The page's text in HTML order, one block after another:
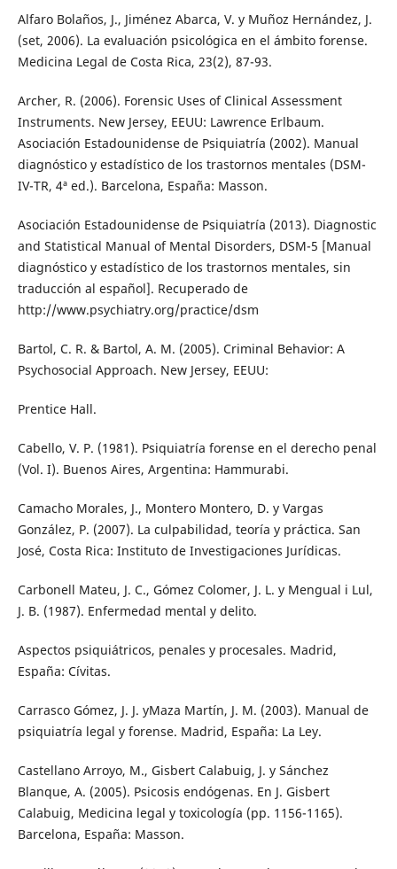
Alfaro Bolaños, J., Jiménez Abarca, V. y Muñoz Hernández, J.
(set, 2006). La evaluación psicológica en el ámbito forense.
Medicina Legal de Costa Rica, 23(2), 87-93.
Archer, R. (2006). Forensic Uses of Clinical Assessment
Instruments. New Jersey, EEUU: Lawrence Erlbaum.
Asociación Estadounidense de Psiquiatría (2002). Manual
diagnóstico y estadístico de los trastornos mentales (DSM-
IV-TR, 4ª ed.). Barcelona, España: Masson.
Asociación Estadounidense de Psiquiatría (2013). Diagnostic
and Statistical Manual of Mental Disorders, DSM-5 [Manual
diagnóstico y estadístico de los trastornos mentales, sin
traducción al español]. Recuperado de
http://www.psychiatry.org/practice/dsm
Bartol, C. R. & Bartol, A. M. (2005). Criminal Behavior: A
Psychosocial Approach. New Jersey, EEUU:
Prentice Hall.
Cabello, V. P. (1981). Psiquiatría forense en el derecho penal
(Vol. I). Buenos Aires, Argentina: Hammurabi.
Camacho Morales, J., Montero Montero, D. y Vargas
González, P. (2007). La culpabilidad, teoría y práctica. San
José, Costa Rica: Instituto de Investigaciones Jurídicas.
Carbonell Mateu, J. C., Gómez Colomer, J. L. y Mengual i Lul,
J. B. (1987). Enfermedad mental y delito.
Aspectos psiquiátricos, penales y procesales. Madrid,
España: Cívitas.
Carrasco Gómez, J. J. yMaza Martín, J. M. (2003). Manual de
psiquiatría legal y forense. Madrid, España: La Ley.
Castellano Arroyo, M., Gisbert Calabuig, J. y Sánchez
Blanque, A. (2005). Psicosis endógenas. En J. Gisbert
Calabuig, Medicina legal y toxicología (pp. 1156-1165).
Barcelona, España: Masson.